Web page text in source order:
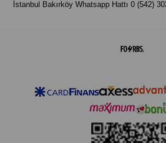
İstanbul Bakırköy Whatsapp Hattı 0 (542)